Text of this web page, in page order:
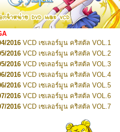
1
Pretty Guardian Sailor Moon Eternal
2
Pretty Guardian Sailor Moon Eternal
3
Pretty Guardian Sailor Moon Eternal
4
Pretty Guardian Sailor Moon Eternal
5
Pretty Guardian Sailor Moon Eternal
6
Pretty Guardian Sailor Moon Eternal
7
Pretty Guardian Sailor Moon Eternal
Pretty Guardian Sailor Moon Eternal
2016 VCD เซเลอร์มูน คริสตัล VOL.1
2016 VCD เซเลอร์มูน คริสตัล VOL.2
2016 VCD เซเลอร์มูน คริสตัล VOL.3
2016 VCD เซเลอร์มูน คริสตัล VOL.4
2016 VCD เซเลอร์มูน คริสตัล VOL.5
2016 VCD เซเลอร์มูน คริสตัล VOL.6
2016 VCD เซเลอร์มูน คริสตัล VOL.7
VCD เซเลอร์มูน คริสตัล VOL.9